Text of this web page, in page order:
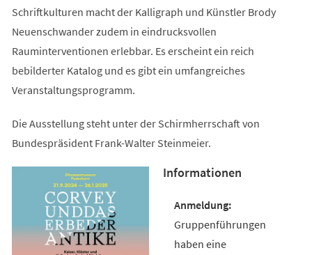
Schriftkulturen macht der Kalligraph und Künstler Brody
Neuenschwander zudem in eindrucksvollen
Rauminterventionen erlebbar. Es erscheint ein reich
bebilderter Katalog und es gibt ein umfangreiches
Veranstaltungsprogramm.
Die Ausstellung steht unter der Schirmherrschaft von
Bundespräsident Frank-Walter Steinmeier.
Informationen
Gruppenführungen
haben eine